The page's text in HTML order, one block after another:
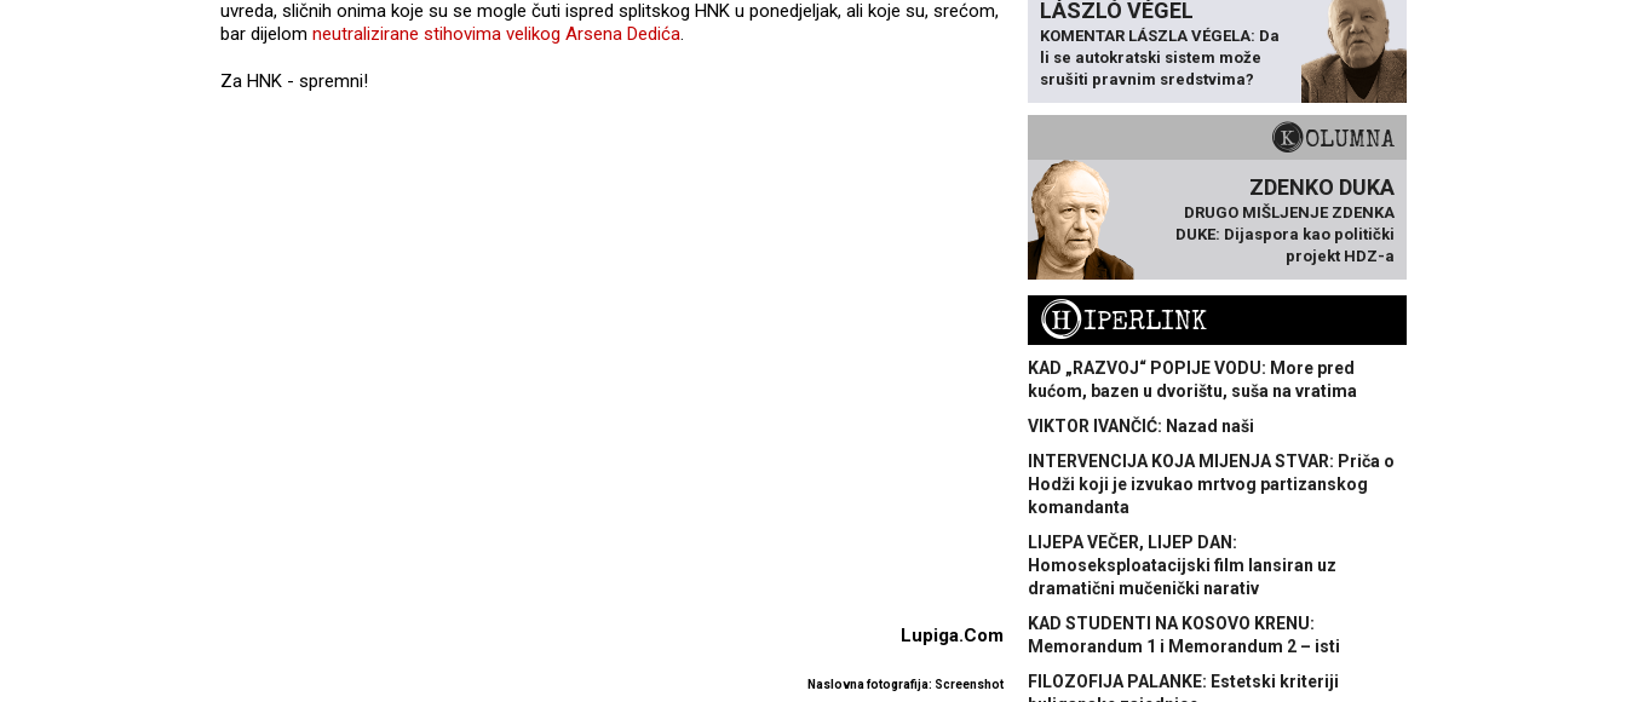
uvreda, sličnih onima koje su se mogle čuti ispred splitskog HNK u ponedjeljak, ali koje su, srećom,
bar dijelom neutralizirane stihovima velikog Arsena Dedića.
Za HNK - spremni!
Lupiga.Com
Naslovna fotografija: Screenshot
LÁSZLÓ VÉGEL
KOMENTAR LÁSZLA VÉGELA: Da
li se autokratski sistem može
srušiti pravnim sredstvima?
KOLUMNA
ZDENKO DUKA
DRUGO MIŠLJENJE ZDENKA
DUKE: Dijaspora kao politički
projekt HDZ-a
HIPERLINK
KAD „RAZVOJ“ POPIJE VODU: More pred
kućom, bazen u dvorištu, suša na vratima
VIKTOR IVANČIĆ: Nazad naši
INTERVENCIJA KOJA MIJENJA STVAR: Priča o
Hodži koji je izvukao mrtvog partizanskog
komandanta
LIJEPA VEČER, LIJEP DAN:
Homoseksploatacijski film lansiran uz
dramatični mučenički narativ
KAD STUDENTI NA KOSOVO KRENU:
Memorandum 1 i Memorandum 2 – isti
FILOZOFIJA PALANKE: Estetski kriteriji